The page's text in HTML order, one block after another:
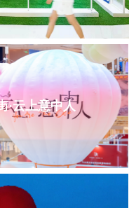
·云上意中人